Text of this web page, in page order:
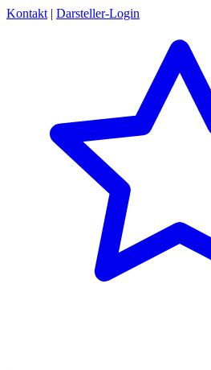
Kontakt | Darsteller-Login